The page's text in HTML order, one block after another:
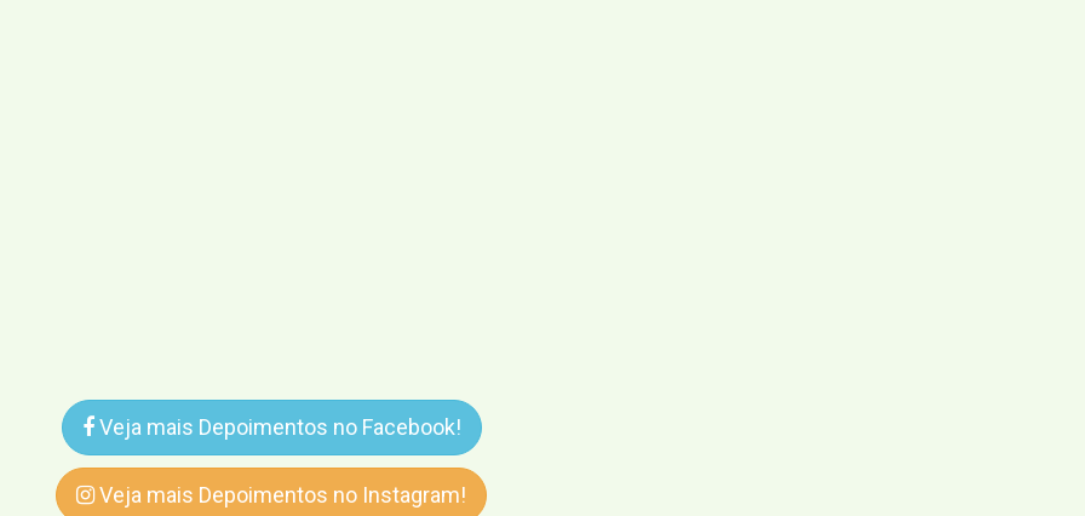
Veja mais Depoimentos no Facebook!
Veja mais Depoimentos no Instagram!